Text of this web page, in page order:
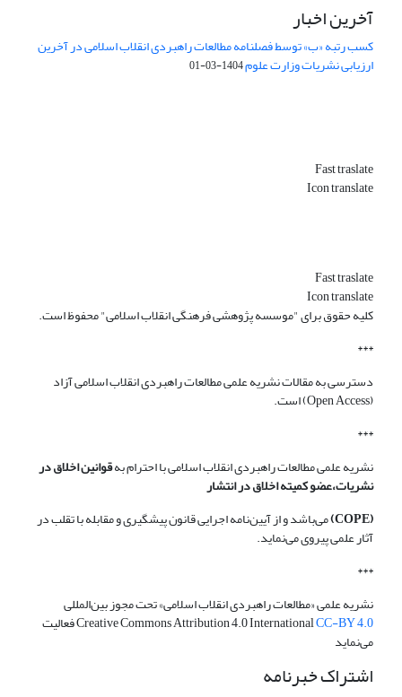
آخرین اخبار
کسب رتبه «ب» توسط فصلنامه مطالعات راهبردی انقلاب اسلامی در آخرین
ارزیابی نشریات وزارت علوم1404-03-01
Fast traslate
Icon translate
Fast traslate
Icon translate
کلیه حقوق برای "موسسه پژوهشی فرهنگی انقلاب اسلامی" محفوظ است.
***
دسترسی به مقالات نشریه علمی مطالعات راهبردی انقلاب اسلامی آزاد
(Open Access) است.
***
نشریه علمی مطالعات راهبردی انقلاب اسلامی با احترام بهقوانین اخلاق در
نشریات،عضو کمیته اخلاق در انتشار
(COPE)
می‌باشد و از آیین‌نامه اجرایی قانون پیشگیری و مقابله با تقلب در
آثار علمی پیروی می‌نماید.
***
نشریه علمی «مطالعات راهبردی انقلاب اسلامی» تحت مجوز بین‌المللی
Creative Commons Attribution 4.0 InternationalCC-BY 4.0 فعالیت
می‌نماید
اشتراک خبرنامه